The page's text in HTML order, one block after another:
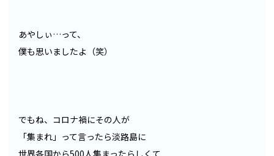
あやしぃ…って、
僕も思いましたよ（笑）
でもね、コロナ禍にその人が
「集まれ」って言ったら淡路島に